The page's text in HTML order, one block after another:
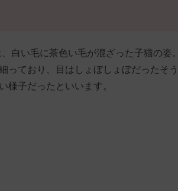
白い毛に茶色い毛が混ざった子猫の姿。
っており、目はしょぼしょぼだったそう
様子だったといいます。